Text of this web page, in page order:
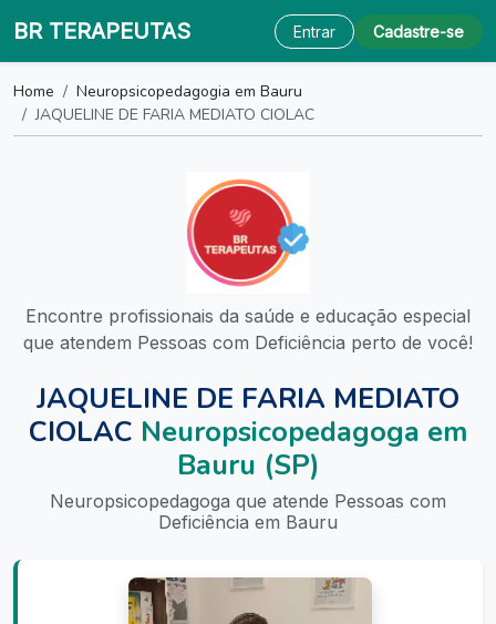
BR TERAPEUTAS Entrar Cadastre-se
Home
Neuropsicopedagogia em Bauru
JAQUELINE DE FARIA MEDIATO CIOLAC
Encontre profissionais da saúde e educação especial
que atendem Pessoas com Deficiência perto de você!
JAQUELINE DE FARIA MEDIATO
CIOLAC Neuropsicopedagoga em
Bauru (SP)
Neuropsicopedagoga que atende Pessoas com
Deficiência em Bauru